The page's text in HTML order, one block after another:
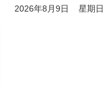
2026年8月9日 星期日